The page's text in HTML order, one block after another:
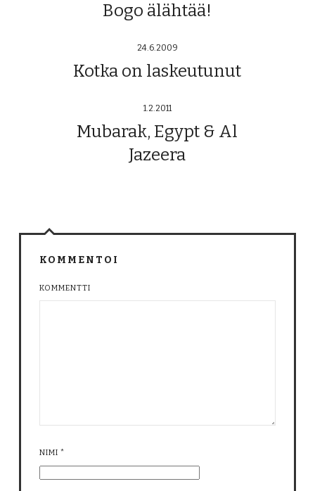
Bogo älähtää!
24.6.2009
Kotka on laskeutunut
1.2.2011
Mubarak, Egypt & Al
Jazeera
KOMMENTOI
KOMMENTTI
NIMI *